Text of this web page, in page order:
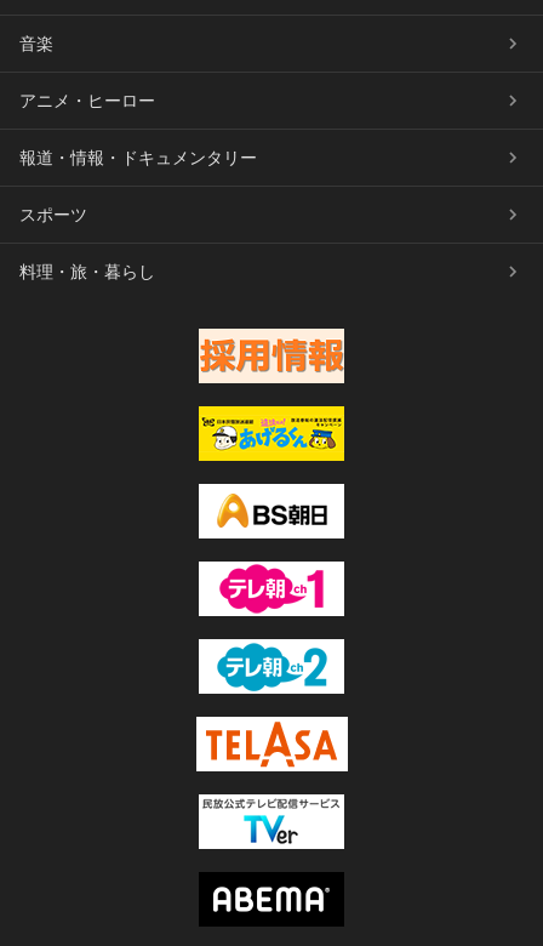
音楽
アニメ・ヒーロー
報道・情報・ドキュメンタリー
スポーツ
料理・旅・暮らし